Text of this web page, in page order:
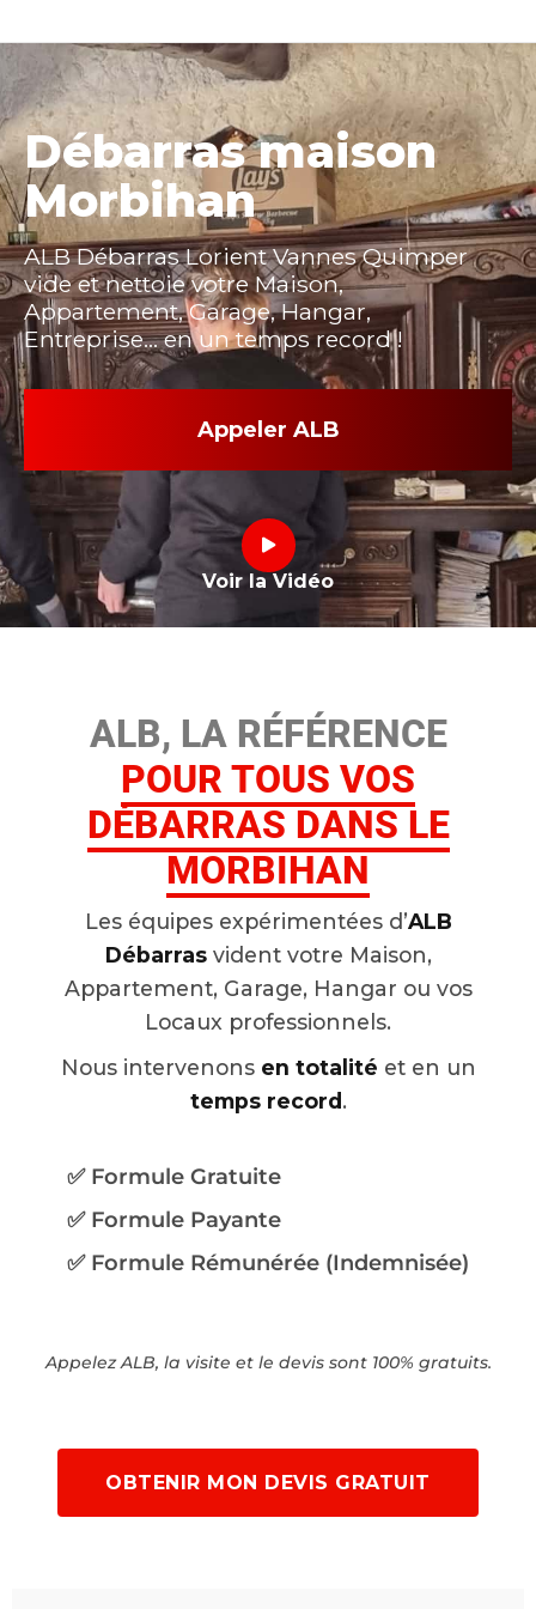
Débarras maison
Morbihan
ALB Débarras Lorient Vannes Quimper
vide et nettoie votre Maison,
Appartement, Garage, Hangar,
Entreprise... en un temps record !
Appeler ALB
Voir la Vidéo
ALB, LA RÉFÉRENCE
POUR TOUS VOS
DÉBARRAS DANS LE
MORBIHAN
Les équipes expérimentées d’ALB
Débarrasvident votre Maison,
Appartement, Garage, Hangar ou vos
Locaux professionnels.
Nous intervenons en totalité et en un
temps record.
✅ Formule Gratuite
✅ Formule Payante
✅ Formule Rémunérée (Indemnisée)
Appelez ALB, la visite et le devis sont 100% gratuits.
OBTENIR MON DEVIS GRATUIT